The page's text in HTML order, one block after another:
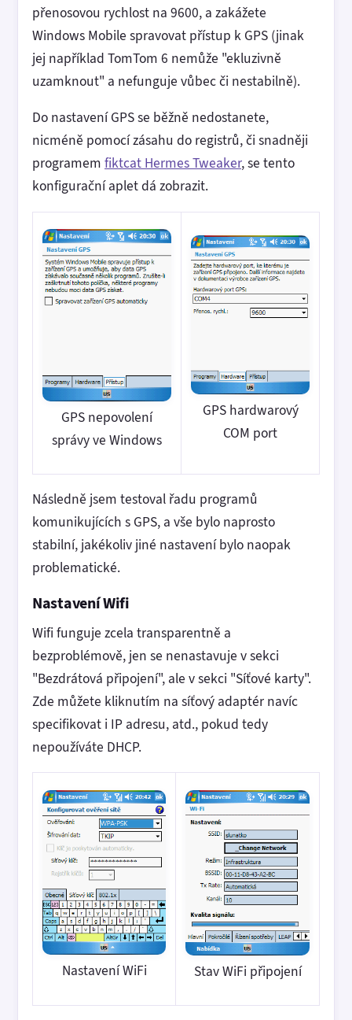
přenosovou rychlost na 9600, a zakážete
Windows Mobile spravovat přístup k GPS (jinak
jej například TomTom 6 nemůže "ekluzivně
uzamknout" a nefunguje vůbec či nestabilně).
Do nastavení GPS se běžně nedostanete,
nicméně pomocí zásahu do registrů, či snadněji
programem fiktcat Hermes Tweaker, se tento
konfigurační aplet dá zobrazit.
GPS nepovolení
správy ve Windows
GPS hardwarový
COM port
Následně jsem testoval řadu programů
komunikujících s GPS, a vše bylo naprosto
stabilní, jakékoliv jiné nastavení bylo naopak
problematické.
Nastavení Wifi
Wifi funguje zcela transparentně a
bezproblémově, jen se nenastavuje v sekci
"Bezdrátová připojení", ale v sekci "Síťové karty".
Zde můžete kliknutím na síťový adaptér navíc
specifikovat i IP adresu, atd., pokud tedy
nepoužíváte DHCP.
Nastavení WiFi Stav WiFi připojení